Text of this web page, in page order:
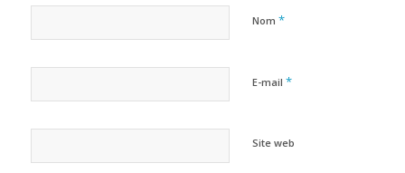
Nom *
E-mail *
Site web